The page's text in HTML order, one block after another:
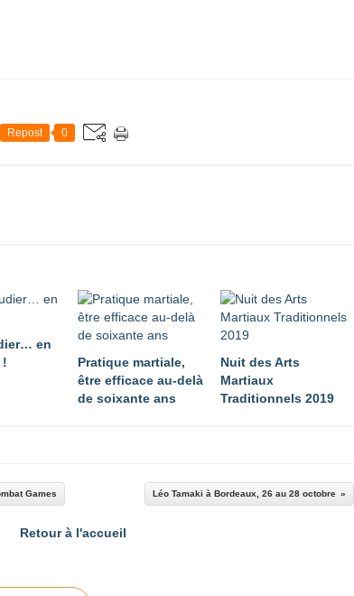
Repost 0
en
!
Pratique martiale,
être efficace au-delà
de soixante ans
Nuit des Arts
Martiaux
Traditionnels 2019
Games Léo Tamaki à Bordeaux, 26 au 28 octobre
Retour à l'accueil